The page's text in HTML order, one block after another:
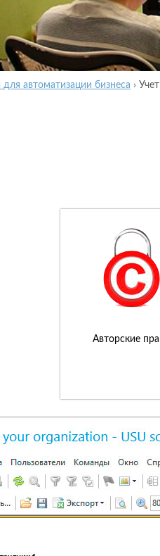
автоматизации бизнеса ›
Авторские